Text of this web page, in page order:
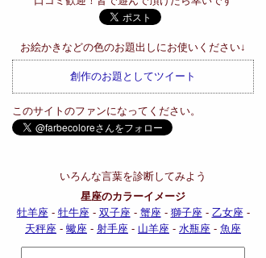
お絵かきなどの色のお題出しにお使いください↓
創作のお題としてツイート
このサイトのファンになってください。
いろんな言葉を診断してみよう
星座のカラーイメージ
牡羊座- 牡牛座- 双子座- 蟹座- 獅子座- 乙女座-
天秤座 - 蠍座 - 射手座 - 山羊座 - 水瓶座 - 魚座